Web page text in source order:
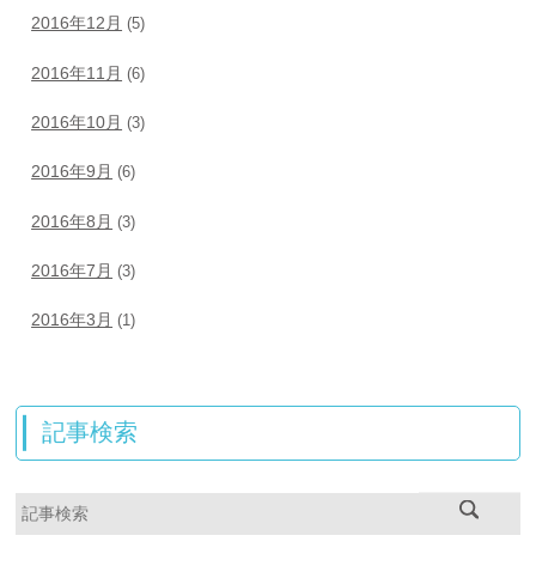
2016年12月 (5)
2016年11月 (6)
2016年10月 (3)
2016年9月 (6)
2016年8月 (3)
2016年7月 (3)
2016年3月 (1)
記事検索